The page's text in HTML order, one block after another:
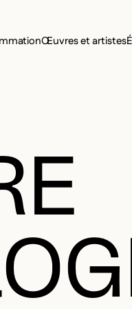
Œuvres et artistes